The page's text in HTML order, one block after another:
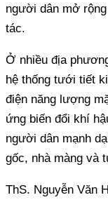
người dân mở
tác.
Ở nhiều địa
hệ thống tưới tiết
điện năng lượng
ứng biến đổi khí
người dân mạnh
gốc, nhà màng và
ThS. Nguyễn Văn